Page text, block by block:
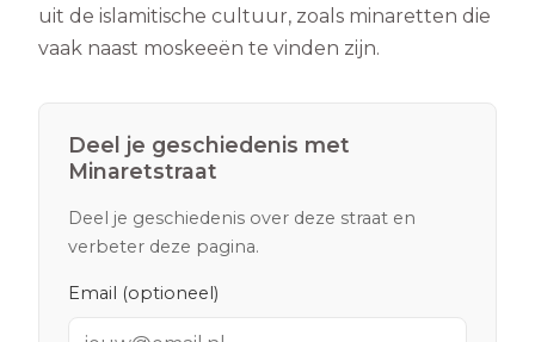
uit de islamitische cultuur, zoals minaretten die
vaak naast moskeeën te vinden zijn.
Deel je geschiedenis met
Minaretstraat
Deel je geschiedenis over deze straat en
verbeter deze pagina.
Email (optioneel)